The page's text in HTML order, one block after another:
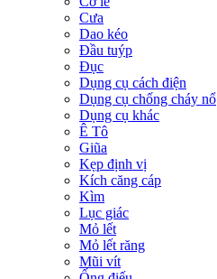
Cưa
Dao kéo
Đầu tuýp
Đục
Dụng cụ cách điện
Dụng cụ chống cháy nổ
Dụng cụ khác
Ê Tô
Giũa
Kẹp định vị
Kích căng cáp
Kìm
Lục giác
Mỏ lết
Mỏ lết răng
Mũi vít